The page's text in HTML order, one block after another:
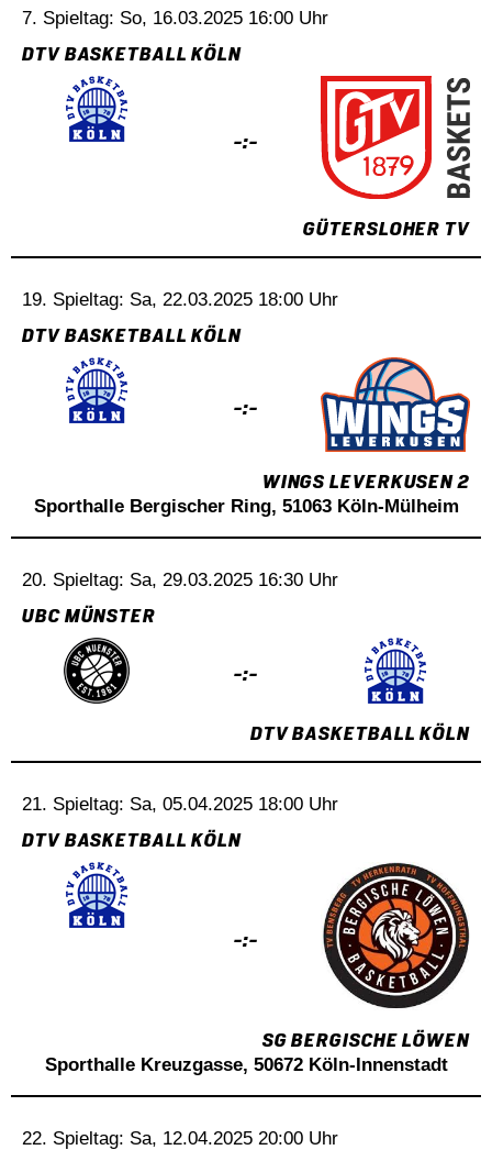
7. Spieltag: So, 16.03.2025 16:00 Uhr
DTV BASKETBALL KÖLN
-:-
GÜTERSLOHER TV
19. Spieltag: Sa, 22.03.2025 18:00 Uhr
DTV BASKETBALL KÖLN
-:-
WINGS LEVERKUSEN 2
Sporthalle Bergischer Ring, 51063 Köln-Mülheim
20. Spieltag: Sa, 29.03.2025 16:30 Uhr
UBC MÜNSTER
-:-
DTV BASKETBALL KÖLN
21. Spieltag: Sa, 05.04.2025 18:00 Uhr
DTV BASKETBALL KÖLN
-:-
SG BERGISCHE LÖWEN
Sporthalle Kreuzgasse, 50672 Köln-Innenstadt
22. Spieltag: Sa, 12.04.2025 20:00 Uhr